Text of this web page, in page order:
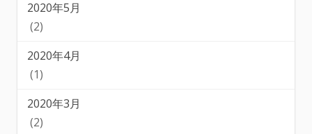
2020年5月
(2)
2020年4月
(1)
2020年3月
(2)